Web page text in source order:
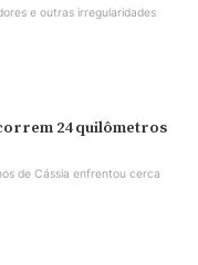
e outras irregularidades
24 quilômetros
de Cássia enfrentou cerca